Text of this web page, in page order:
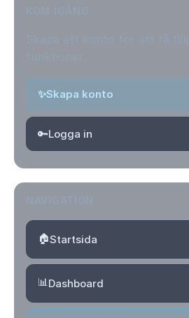
✨Skapa konto
🔑Logga in
🏠Startsida
📊Dashboard